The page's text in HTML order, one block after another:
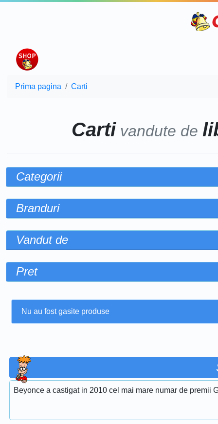
Prima pagina Carti
Cartivandute de
Categorii
Branduri
Vandut de
Pret
Nu au fost gasite produse
Beyonce a castigat in 2010 cel mai mare numar de premii